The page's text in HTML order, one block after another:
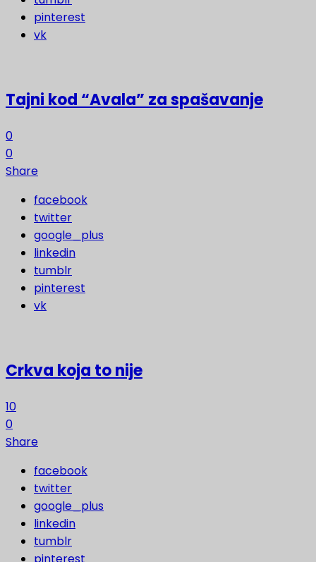
pinterest
vk
Tajni kod “Avala” za spašavanje
0
0
Share
facebook
twitter
google_plus
linkedin
tumblr
pinterest
vk
Crkva koja to nije
10
0
Share
facebook
twitter
google_plus
linkedin
tumblr
pinterest